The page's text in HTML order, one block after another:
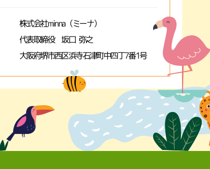
株式会社minna（ミーナ）
代表取締役 坂口 弥之
大阪府堺市西区浜寺石津町中四丁7番1号